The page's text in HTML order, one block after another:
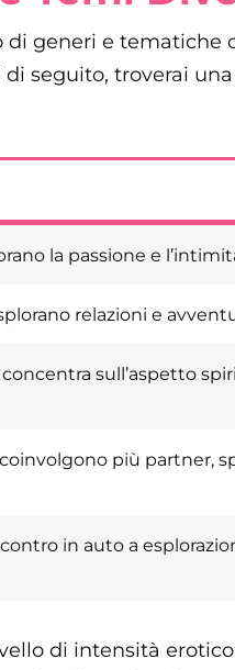
di generi e tematiche
seguito, troverai
la passione e
relazioni e
sull’aspetto
più partner,
in auto a
di intensità